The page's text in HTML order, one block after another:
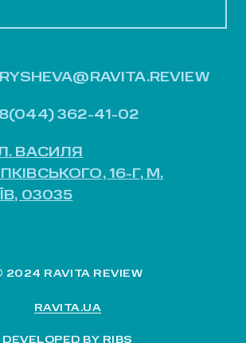
362-41-02
ВАСИЛЯ
16-Г, М.
03035
2024 RAVITA REVIEW
RAVITA.UA
DEVELOPED BY RIBS